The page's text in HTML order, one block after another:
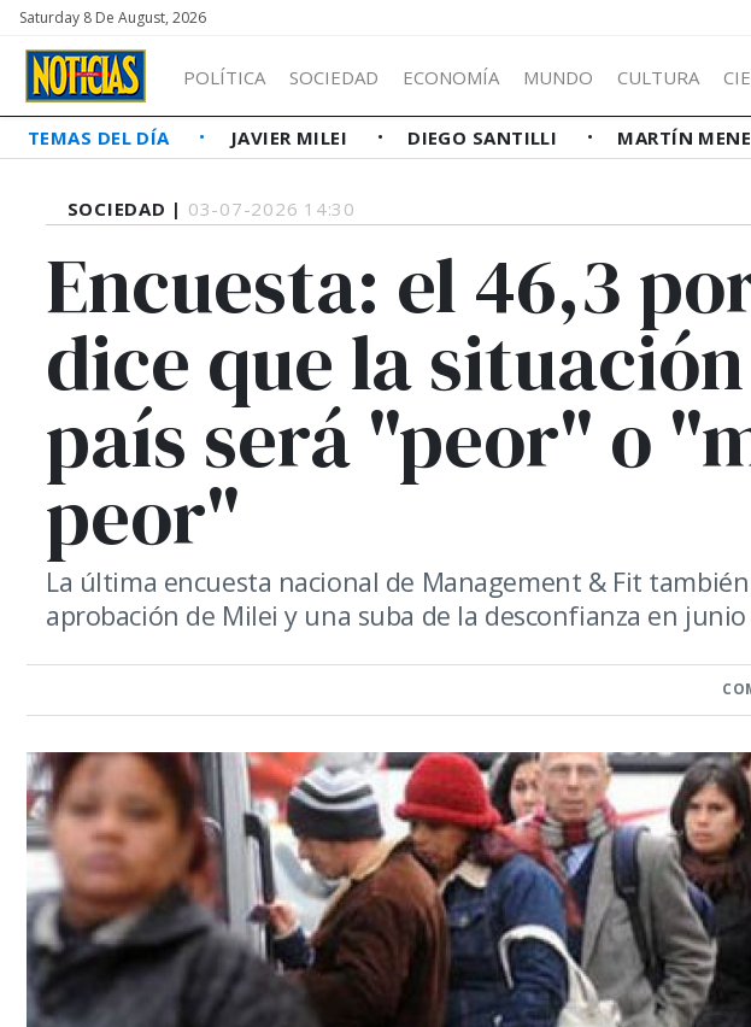
Saturday 8 De August, 2026
POLÍTICA SOCIEDAD ECONOMÍA MUNDO CULTURA
TEMAS DEL DÍA JAVIER MILEI DIEGO SANTILLI MARTÍN
SOCIEDAD | 03-07-2026 14:30
Encuesta: el 46,3
dice que la
país será "peor" o
peor"
La última encuesta nacional de Management & Fit
aprobación de Milei y una suba de la desconfianza en junio